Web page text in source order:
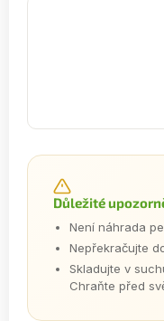
Důležité
Není náhrada
Nepřekračujte
Skladujte v
Chraňte před